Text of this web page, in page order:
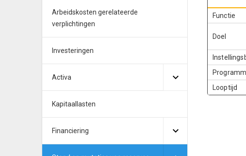
Arbeidskosten gerelateerde
verplichtingen
Investeringen
Activa
Kapitaallasten
Financiering
Functie
Doel
Looptijd